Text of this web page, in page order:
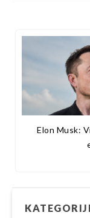
Elon Musk: